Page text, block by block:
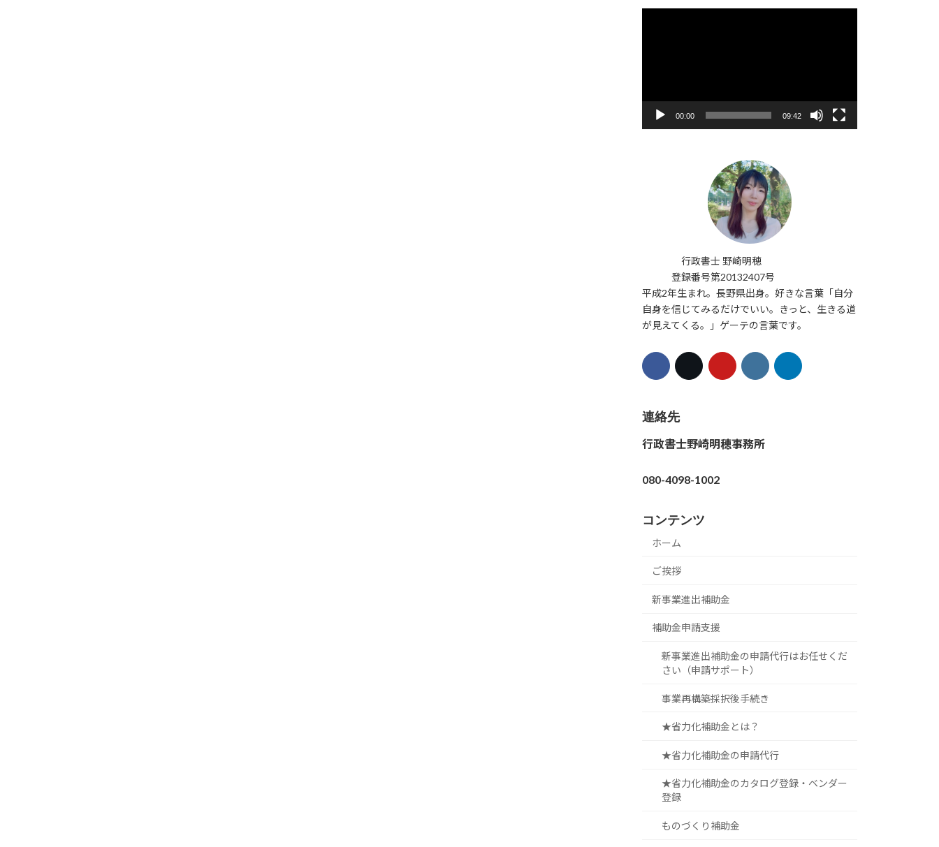
ヤ
00:00 09:42
行政書士 野崎明穂
登録番号第20132407号
平成2年生まれ。長野県出身。好きな言葉「自分
自身を信じてみるだけでいい。きっと、生きる道
が見えてくる。」ゲーテの言葉です。
連絡先
行政書士野崎明穂事務所
080-4098-1002
コンテンツ
ホーム
ご挨拶
新事業進出補助金
補助金申請支援
新事業進出補助金の申請代行はお任せくだ
さい（申請サポート）
事業再構築採択後手続き
★省力化補助金とは？
★省力化補助金の申請代行
★省力化補助金のカタログ登録・ベンダー
登録
ものづくり補助金